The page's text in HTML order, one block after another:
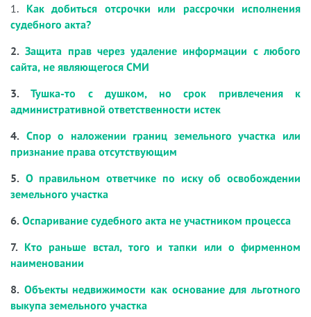
1. Как добиться отсрочки или рассрочки исполнения
судебного акта?
2.Защита прав через удаление информации с любого
сайта, не являющегося СМИ
3.Тушка-то с душком, но срок привлечения к
административной ответственности истек
4. Спор о наложении границ земельного участка или
признание права отсутствующим
5. О правильном ответчике по иску об освобождении
земельного участка
6. Оспаривание судебного акта не участником процесса
7. Кто раньше встал, того и тапки или о фирменном
наименовании
8. Объекты недвижимости как основание для льготного
выкупа земельного участка